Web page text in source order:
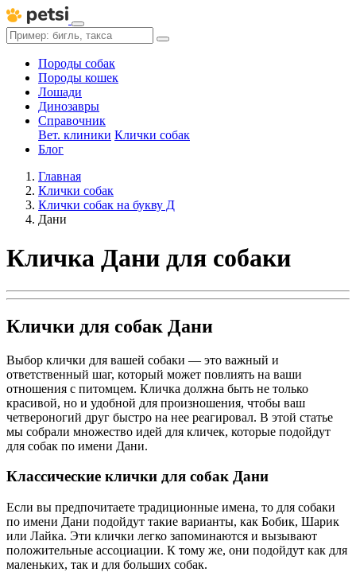
Породы собак
Породы кошек
Лошади
Динозавры
Справочник
Вет. клиники Клички собак
Блог
Главная
Клички собак
Клички собак на букву Д
Дани
Кличка Дани для собаки
Клички для собак Дани
Выбор клички для вашей собаки — это важный и
ответственный шаг, который может повлиять на ваши
отношения с питомцем. Кличка должна быть не только
красивой, но и удобной для произношения, чтобы ваш
четвероногий друг быстро на нее реагировал. В этой статье
мы собрали множество идей для кличек, которые подойдут
для собак по имени Дани.
Классические клички для собак Дани
Если вы предпочитаете традиционные имена, то для собаки
по имени Дани подойдут такие варианты, как Бобик, Шарик
или Лайка. Эти клички легко запоминаются и вызывают
положительные ассоциации. К тому же, они подойдут как для
маленьких, так и для больших собак.